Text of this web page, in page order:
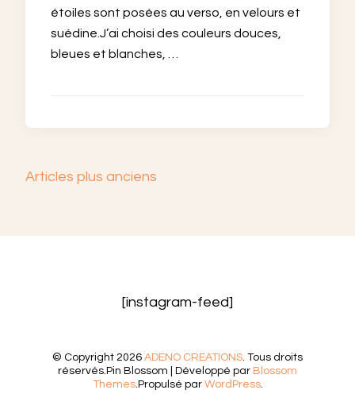
étoiles sont posées au verso, en velours et
suédine.J’ai choisi des couleurs douces,
bleues et blanches, …
Navigation
Articles plus anciens
[instagram-feed]
© Copyright 2026 ADENO CREATIONS. Tous droits
réservés. Pin Blossom | Développé par Blossom
Themes.Propulsé par WordPress.